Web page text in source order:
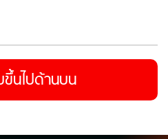
ขึ้นไปด้านบน